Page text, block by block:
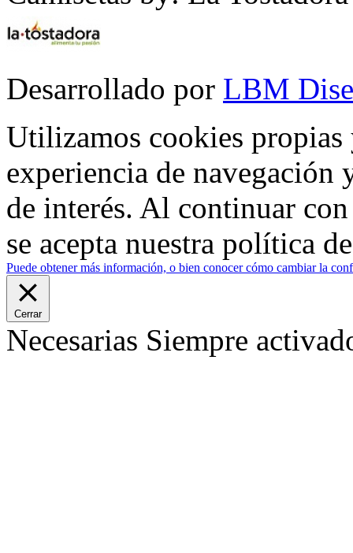
Desarrollado por LBM
Utilizamos cookies propias
experiencia de
de interés. Al continuar
se acepta nuestra política
Puede obtener más información, o bien conocer cómo cambiar la
Cerrar
Necesarias Siempre